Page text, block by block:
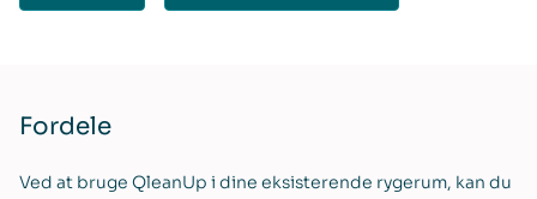
Fordele
Ved at bruge QleanUp i dine eksisterende rygerum, kan du